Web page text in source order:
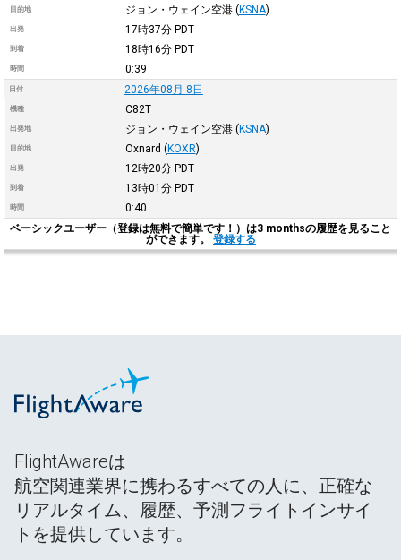
目的地 ジョン・ウェイン空港 (KSNA)
出発 17時37分 PDT
到着 18時16分 PDT
時間 0:39
日付 2026年08月 8日
機種 C82T
出発地 ジョン・ウェイン空港 (KSNA)
目的地 Oxnard (KOXR)
出発 12時20分 PDT
到着 13時01分 PDT
時間
0:40
ベーシックユーザー（登録は無料で簡単です！）は3 monthsの履歴を見ること
ができます。 登録する
FlightAwareは
航空関連業界に携わるすべての人に、正確な
リアルタイム、履歴、予測フライトインサイ
トを提供しています。